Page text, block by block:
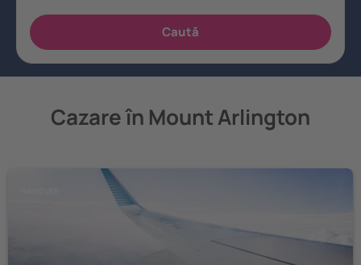
Cazare în Mount Arlington